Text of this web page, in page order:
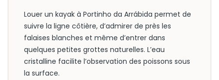
Louer un kayak à Portinho da Arrábida permet de
suivre la ligne côtière, d’admirer de près les
falaises blanches et même d’entrer dans
quelques petites grottes naturelles. L’eau
cristalline facilite l’observation des poissons sous
la surface.